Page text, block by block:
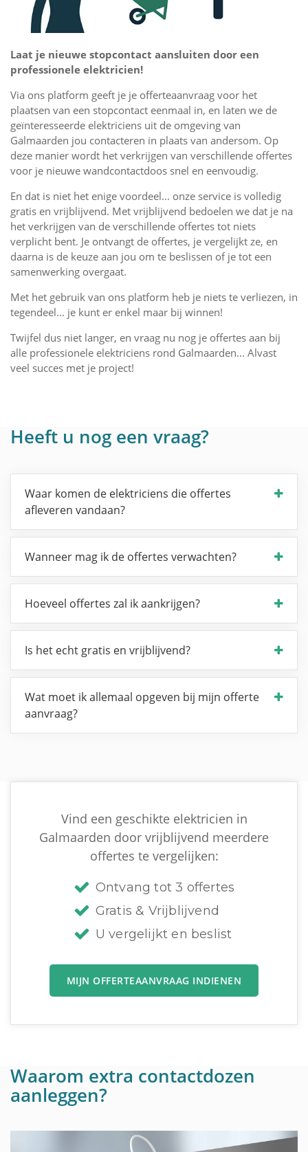
Laat je nieuwe stopcontact aansluiten door een
professionele elektricien!
Via ons platform geeft je je offerteaanvraag voor het
plaatsen van een stopcontact eenmaal in, en laten we de
geïnteresseerde elektriciens uit de omgeving van
Galmaarden jou contacteren in plaats van andersom. Op
deze manier wordt het verkrijgen van verschillende offertes
voor je nieuwe wandcontactdoos snel en eenvoudig.
En dat is niet het enige voordeel... onze service is volledig
gratis en vrijblijvend. Met vrijblijvend bedoelen we dat je na
het verkrijgen van de verschillende offertes tot niets
verplicht bent. Je ontvangt de offertes, je vergelijkt ze, en
daarna is de keuze aan jou om te beslissen of je tot een
samenwerking overgaat.
Met het gebruik van ons platform heb je niets te verliezen, in
tegendeel... je kunt er enkel maar bij winnen!
Twijfel dus niet langer, en vraag nu nog je offertes aan bij
alle professionele elektriciens rond Galmaarden... Alvast
veel succes met je project!
Heeft u nog een vraag?
Waar komen de elektriciens die offertes
afleveren vandaan?
Wanneer mag ik de offertes verwachten?
Hoeveel offertes zal ik aankrijgen?
Is het echt gratis en vrijblijvend?
Wat moet ik allemaal opgeven bij mijn offerte
aanvraag?
Vind een geschikte elektricien in
Galmaarden door vrijblijvend meerdere
offertes te vergelijken:
Ontvang tot 3 offertes
Gratis & Vrijblijvend
U vergelijkt en beslist
MIJN OFFERTEAANVRAAG INDIENEN
Waarom extra contactdozen
aanleggen?